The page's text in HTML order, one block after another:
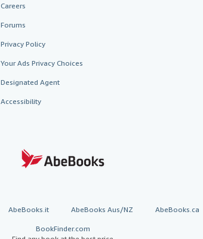
Careers
Forums
Privacy Policy
Your Ads Privacy Choices
Designated Agent
Accessibility
AbeBooks.it AbeBooks Aus/NZ AbeBooks.ca
BookFinder.com